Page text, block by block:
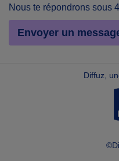
Nous te répondrons sous
Envoyer un
Diffuz,